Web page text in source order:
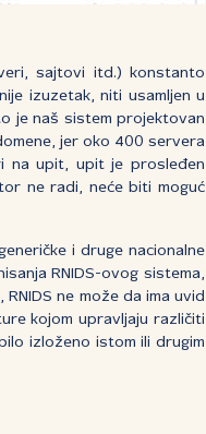
sajtovi itd.) konstanto
izuzetak, niti usamljen u
je naš sistem projektovan
jer oko 400 servera
na upit, upit je prosleđen
ne radi, neće biti moguć
i druge nacionalne
RNIDS-ovog sistema,
ne može da ima uvid
kojom upravljaju različiti
izloženo istom ili drugim